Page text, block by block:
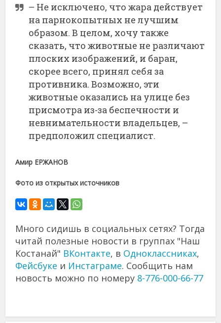
– Не исключено, что жара действует
на парнокопытных не лучшим
образом. В целом, хочу также
сказать, что животные не различают
плоских изображений, и баран,
скорее всего, принял себя за
противника. Возможно, эти
животные оказались на улице без
присмотра из-за беспечности и
невнимательности владельцев, –
предположил специалист.
Амир ЕРЖАНОВ
Фото из открытых источников
Много сидишь в социальных сетях? Тогда
читай полезные новости в группах "Наш
Костанай" ВКонтакте, в Одноклассниках,
Фейсбуке и Инстаграме. Сообщить нам
новость можно по номеру 8-776-000-66-77